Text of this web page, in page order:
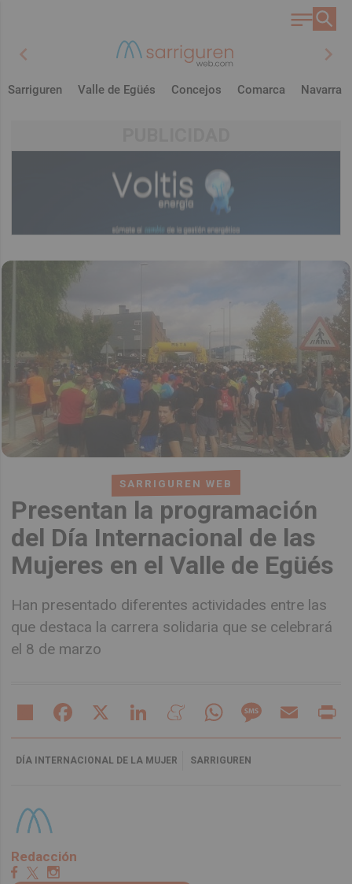
chevron_left chevron_right
Sarriguren Valle de Egüés Concejos Comarca Navarra
SARRIGUREN WEB
Presentan la programación
del Día Internacional de las
Mujeres en el Valle de Egüés
Han presentado diferentes actividades entre las
que destaca la carrera solidaria que se celebrará
el 8 de marzo
Share Facebook LinkedIn MeneameWhatsAppMessageEmail
DÍA INTERNACIONAL DE LA MUJER SARRIGUREN
Redacción